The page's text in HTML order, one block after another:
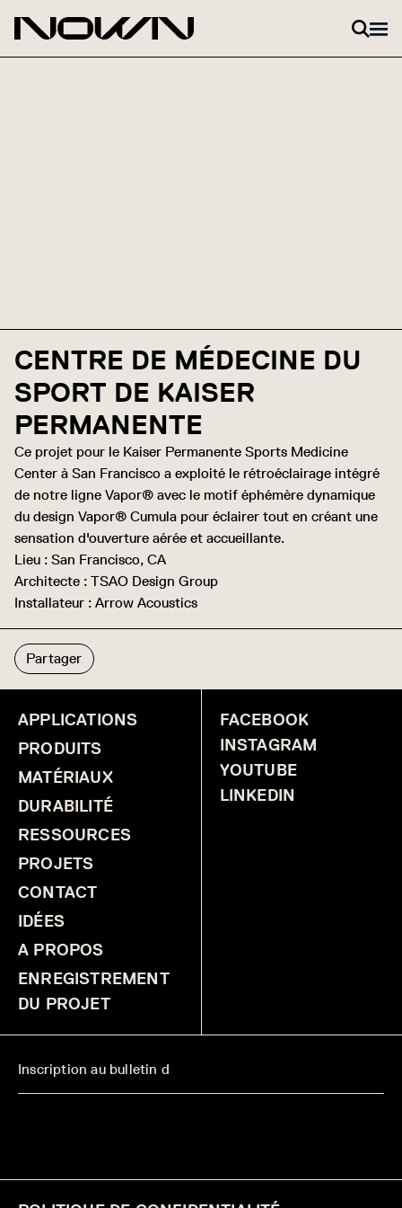
CENTRE DE MÉDECINE DU
SPORT DE KAISER
PERMANENTE
Ce projet pour le Kaiser Permanente Sports Medicine
Center à San Francisco a exploité le rétroéclairage intégré
de notre ligne Vapor® avec le motif éphémère dynamique
du design Vapor® Cumula pour éclairer tout en créant une
sensation d'ouverture aérée et accueillante.
Lieu : San Francisco, CA
Architecte : TSAO Design Group
Installateur : Arrow Acoustics
Partager
APPLICATIONS
PRODUITS
MATÉRIAUX
DURABILITÉ
RESSOURCES
PROJETS
CONTACT
IDÉES
A PROPOS
ENREGISTREMENT
DU PROJET
FACEBOOK
INSTAGRAM
YOUTUBE
LINKEDIN